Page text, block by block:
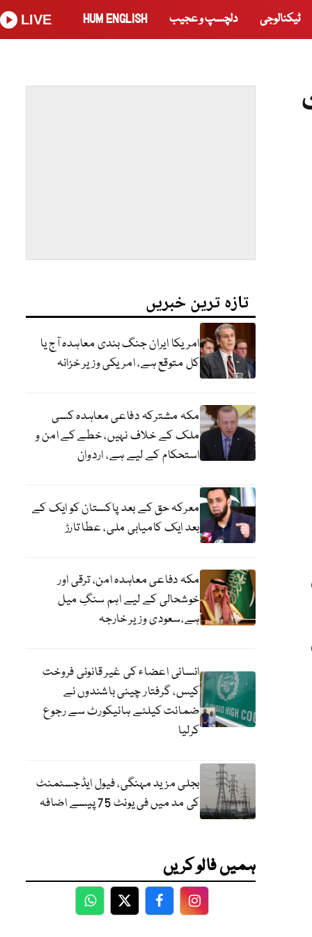
ٹیکنالوجی دلچسپ و عجیب HUM ENGLISH
LIVE
تازہ ترین خبریں
امریکا ایران جنگ بندی معاہدہ آج یا
کل متوقع ہے، امریکی وزیر خزانہ
مکہ مشترکہ دفاعی معاہدہ کسی
ملک کے خلاف نہیں، خطے کے امن و
استحکام کے لیے ہے، اردوان
معرکہ حق کے بعد پاکستان کو ایک کے
بعد ایک کامیابی ملی، عطا تارڑ
مکہ دفاعی معاہدہ امن، ترقی اور
خوشحالی کے لیے اہم سنگِ میل
ہے،سعودی وزیر خارجہ
انسانی اعضاء کی غیر قانونی فروخت
کیس، گرفتار چینی باشندوں نے
ضمانت کیلئے ہائیکورٹ سے رجوع
کرلیا
بجلی مزید مہنگی، فیول ایڈجسٹمنٹ
کی مد میں فی یونٹ 75 پیسے اضافہ
ہمیں فالو کریں
WhatsApp
TwitterFacebookFacebook